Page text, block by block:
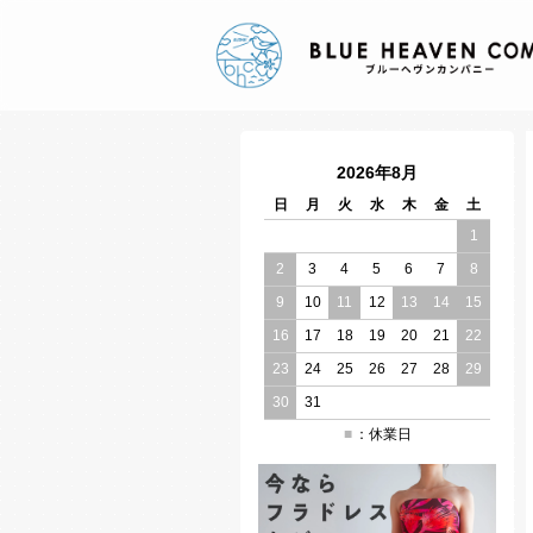
2026年8月
日 月 火 水 木 金
土
1
2
3 4 5 6 7
8
9
10 11 12 13 14
15
16
17 18 19 20 21
22
23
24 25 26 27 28
29
30
31
■ ：休業日